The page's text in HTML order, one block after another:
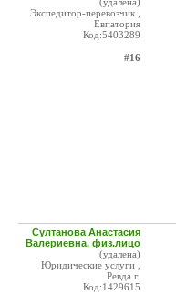
Экспедитор-перевозчик ,
Евпатория
Код:5403289
#16
Султанова Анастасия
Валериевна, физ.лицо
(удалена)
Юридические услуги ,
Ревда г.
Код:1429615